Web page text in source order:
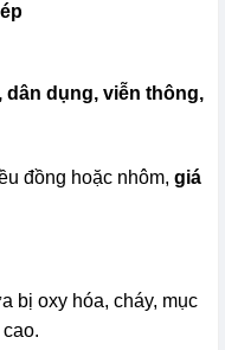
dân dụng, viễn thông,
đồng hoặc nhôm, giá
bị oxy hóa, cháy, mục